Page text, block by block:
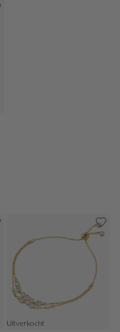
Uitverkocht